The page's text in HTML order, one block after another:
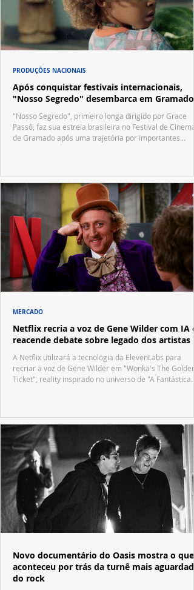
Após conquistar festivais internacionais,
"Nosso Segredo" desembarca em Gramado
"Nosso Segredo", primeiro longa dirigido por Grace
Passô, faz sua estreia brasileira no Festival de Cinema
de Gramado após uma trajetória por importantes
PRODUÇÕES NACIONAIS
Netflix recria a voz de Gene Wilder com IA e
reacende debate sobre legado dos artistas
A Netflix utilizará a tecnologia da ElevenLabs para
recriar a voz de Gene Wilder em "Wonka's The Golden
Ticket", reality inspirado no universo de "A Fantástica
MERCADO
Novo documentário do Oasis mostra o que
aconteceu por trás da turnê mais aguardada
do rock